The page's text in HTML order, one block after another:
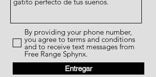
By providing your phone number,
you agree to terms and conditions
and to receive text messages from
Free Range Sphynx.
Entregar